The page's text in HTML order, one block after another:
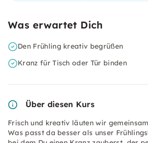
Was erwartet Dich
Den Frühling kreativ begrüßen
Kranz für Tisch oder Tür binden
Über diesen Kurs
Frisch und kreativ läuten wir
Was passt da besser als unser